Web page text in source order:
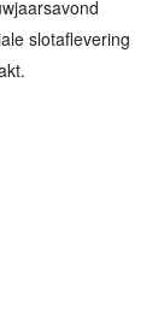
slotaflevering